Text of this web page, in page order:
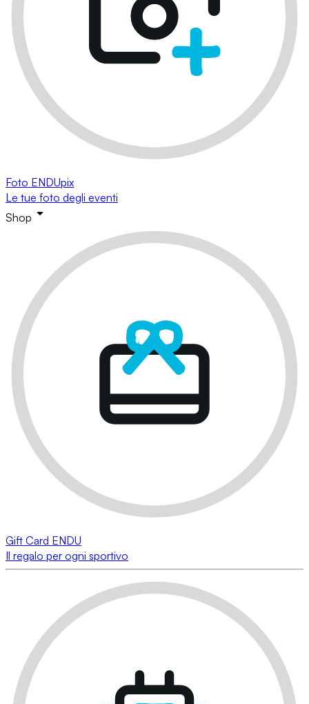
Foto ENDUpix
Le tue foto degli eventi
Shop
Gift Card ENDU
Il regalo per ogni sportivo